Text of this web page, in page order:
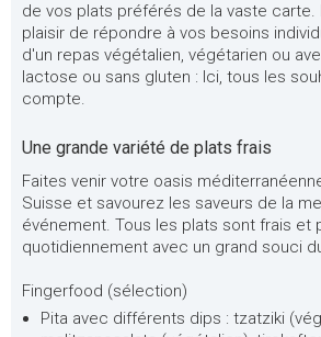
de vos plats préférés de la vaste carte.
plaisir de répondre à vos besoins
d'un repas végétalien, végétarien ou
lactose ou sans gluten : Ici, tous les
compte.
Une grande variété de plats frais
Faites venir votre oasis
Suisse et savourez les saveurs de la
événement. Tous les plats sont frais et
quotidiennement avec un grand souci
Fingerfood (sélection)
Pita avec différents dips : tzatziki